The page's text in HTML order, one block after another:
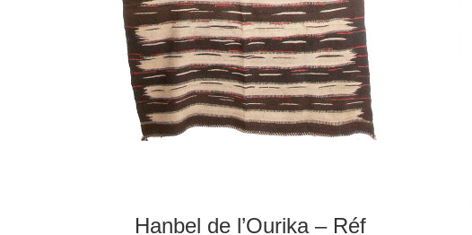
Hanbel de l’Ourika – Réf